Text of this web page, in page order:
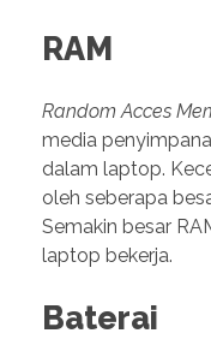
RAM
Random Acces
media
dalam laptop.
oleh seberapa
Semakin besar
laptop bekerja.
Baterai